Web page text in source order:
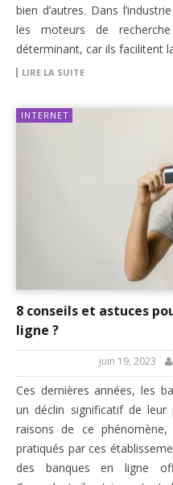
bien d’autres. Dans
les moteurs de
déterminant, car ils facilitent
LIRE LA SUITE
INTERNET
8 conseils et astuces
ligne ?
juin 19, 2023
Ces dernières années, les
un déclin significatif de leur
raisons de ce
pratiqués par ces
des banques en ligne